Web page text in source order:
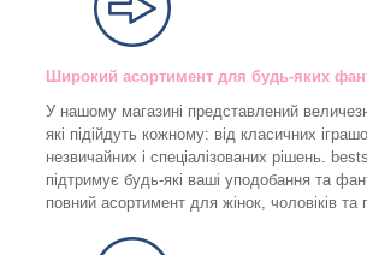
Широкий асортимент для будь-яких
У нашому магазині представлений
які підійдуть кожному: від класичних
незвичайних і спеціалізованих рішень.
підтримує будь-які ваші уподобання та
повний асортимент для жінок, чоловіків та